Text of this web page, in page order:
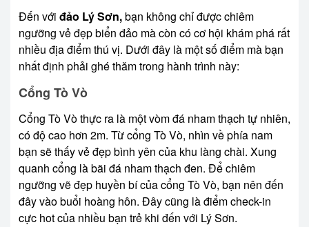
Đến với đảo Lý Sơn,bạn không chỉ được chiêm
ngưỡng vẻ đẹp biển đảo mà còn có cơ hội khám phá rất
nhiều địa điểm thú vị. Dưới đây là một số điểm mà bạn
nhất định phải ghé thăm trong hành trình này:
Cổng Tò Vò
Cổng Tò Vò thực ra là một vòm đá nham thạch tự nhiên,
có độ cao hơn 2m. Từ cổng Tò Vò, nhìn về phía nam
bạn sẽ thấy vẻ đẹp bình yên của khu làng chài. Xung
quanh cổng là bãi đá nham thạch đen. Để chiêm
ngưỡng vẽ đẹp huyền bí của cổng Tò Vò, bạn nên đến
đây vào buổi hoàng hôn. Đây cũng là điểm check-in
cực hot của nhiều bạn trẻ khi đến với Lý Sơn.